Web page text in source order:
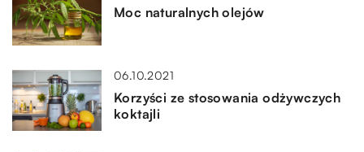
Moc naturalnych olejów
06.10.2021
Korzyści ze stosowania odżywczych
koktajli